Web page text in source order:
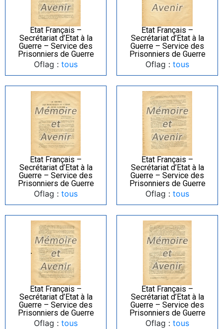
Etat Français –
Secrétariat d’Etat à la
Guerre – Service des
Prisonniers de Guerre
Oflag : tous
Etat Français –
Secrétariat d’Etat à la
Guerre – Service des
Prisonniers de Guerre
Oflag : tous
Etat Français –
Secrétariat d’Etat à la
Guerre – Service des
Prisonniers de Guerre
Oflag : tous
Etat Français –
Secrétariat d’Etat à la
Guerre – Service des
Prisonniers de Guerre
Oflag : tous
Etat Français –
Secrétariat d’Etat à la
Guerre – Service des
Prisonniers de Guerre
Oflag : tous
Etat Français –
Secrétariat d’Etat à la
Guerre – Service des
Prisonniers de Guerre
Oflag : tous